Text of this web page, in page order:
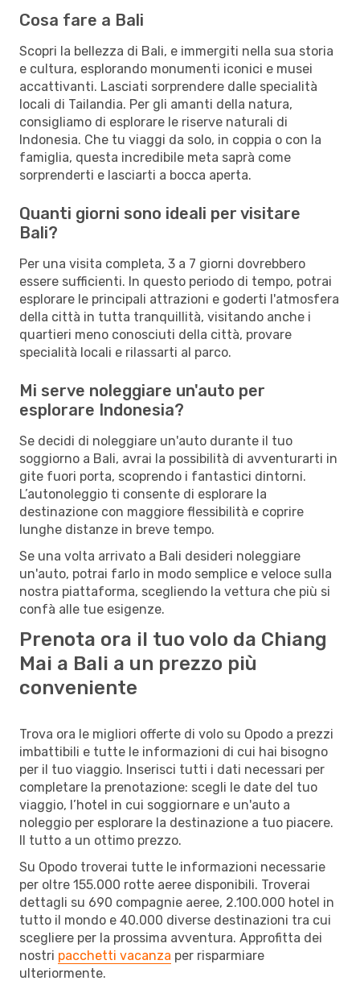
Cosa fare a Bali
Scopri la bellezza di Bali, e immergiti nella sua storia
e cultura, esplorando monumenti iconici e musei
accattivanti. Lasciati sorprendere dalle specialità
locali di Tailandia. Per gli amanti della natura,
consigliamo di esplorare le riserve naturali di
Indonesia. Che tu viaggi da solo, in coppia o con la
famiglia, questa incredibile meta saprà come
sorprenderti e lasciarti a bocca aperta.
Quanti giorni sono ideali per visitare
Bali?
Per una visita completa, 3 a 7 giorni dovrebbero
essere sufficienti. In questo periodo di tempo, potrai
esplorare le principali attrazioni e goderti l'atmosfera
della città in tutta tranquillità, visitando anche i
quartieri meno conosciuti della città, provare
specialità locali e rilassarti al parco.
Mi serve noleggiare un'auto per
esplorare Indonesia?
Se decidi di noleggiare un'auto durante il tuo
soggiorno a Bali, avrai la possibilità di avventurarti in
gite fuori porta, scoprendo i fantastici dintorni.
L’autonoleggio ti consente di esplorare la
destinazione con maggiore flessibilità e coprire
lunghe distanze in breve tempo.
Se una volta arrivato a Bali desideri noleggiare
un'auto, potrai farlo in modo semplice e veloce sulla
nostra piattaforma, scegliendo la vettura che più si
confà alle tue esigenze.
Prenota ora il tuo volo da Chiang
Mai a Bali a un prezzo più
conveniente
Trova ora le migliori offerte di volo su Opodo a prezzi
imbattibili e tutte le informazioni di cui hai bisogno
per il tuo viaggio. Inserisci tutti i dati necessari per
completare la prenotazione: scegli le date del tuo
viaggio, l’hotel in cui soggiornare e un'auto a
noleggio per esplorare la destinazione a tuo piacere.
Il tutto a un ottimo prezzo.
Su Opodo troverai tutte le informazioni necessarie
per oltre 155.000 rotte aeree disponibili. Troverai
dettagli su 690 compagnie aeree, 2.100.000 hotel in
tutto il mondo e 40.000 diverse destinazioni tra cui
scegliere per la prossima avventura. Approfitta dei
nostri pacchetti vacanza per risparmiare
ulteriormente.